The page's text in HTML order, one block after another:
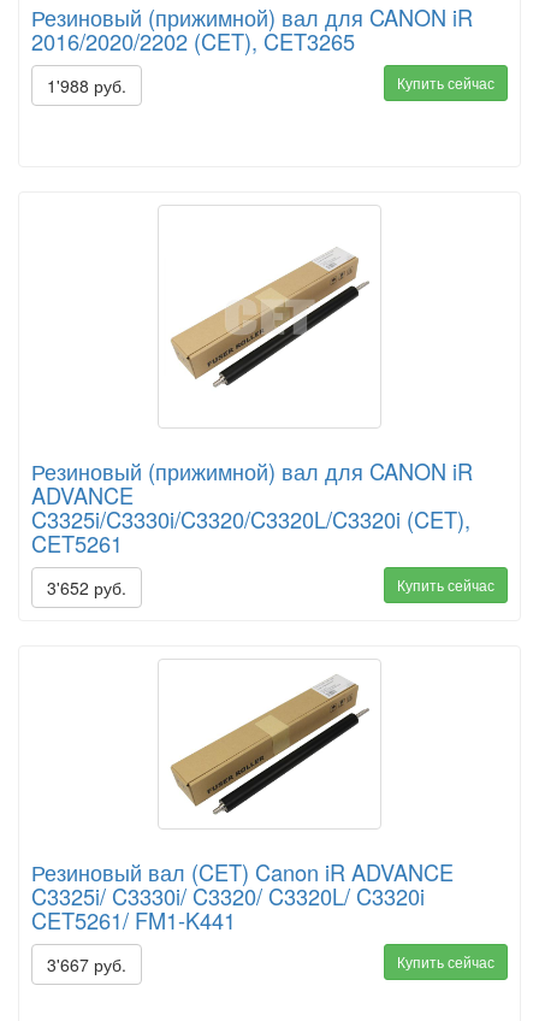
Резиновый (прижимной) вал для CANON iR
2016/2020/2202 (CET), CET3265
1'988 руб. Купить сейчас
Резиновый (прижимной) вал для CANON iR
ADVANCE
C3325i/C3330i/C3320/C3320L/C3320i (CET),
CET5261
3'652 руб. Купить сейчас
Резиновый вал (CET) Canon iR ADVANCE
C3325i/ C3330i/ C3320/ C3320L/ C3320i
CET5261/ FM1-K441
3'667 руб. Купить сейчас